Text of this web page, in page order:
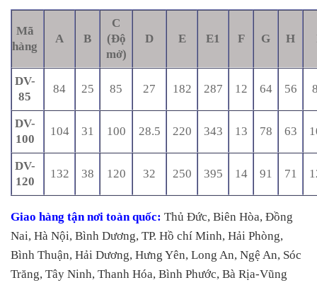
Mã
hàng
A B
C
(Độ
mở)
D E E1 F G H
DV-
85
84 25 85 27 182 287 12 64 56
DV-
100
104 31 100 28.5 220 343 13 78 63
DV-
120
132 38 120 32 250 395 14 91 71
Giao hàng tận nơi toàn quốc: Thủ Đức, Biên Hòa, Đồng
Nai, Hà Nội, Bình Dương, TP. Hồ chí Minh, Hải Phòng,
Bình Thuận, Hải Dương, Hưng Yên, Long An, Ngệ An, Sóc
Trăng, Tây Ninh, Thanh Hóa, Bình Phước, Bà Rịa-Vũng